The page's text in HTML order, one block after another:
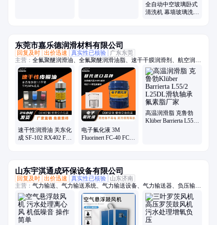
全自动中空玻璃卧式
清洗机 幕墙玻璃洗片
东莞市嘉乐德润滑材料有限公司
回复及时 出价迅速 真实性已核验
广东东莞
主营： 全氟聚醚润滑油、全氟聚醚润滑油脂、速干干膜润滑剂、航空润滑
油脂、-70至1400度润滑油脂、轴承润滑油脂、齿轮润滑油脂、螺丝螺栓
润滑油脂、抗咬合防卡剂、高真空密封硅脂、电子氟化冷却液、疏水涂层
涂料、一比一平替进口品牌系列油脂
速干性润滑油 关东化
成 SF-102 RX402 FL-
电子氟化液 3M
Fluorinert FC-40 FC-
高温润滑脂 克鲁勃
Klüber Barrierta L55/2
山东宇淇通成环保设备有限公司
回复及时 出价迅速 真实性已核验
山东济南
主营： 气力输送、气力输送系统、气力输送设备、气力输送器、负压输
送、物料输送、旋转供料器、供料阀、AV泵、仓泵、罗茨风机、罗次鼓
风机、空气悬浮鼓风机、磁悬浮鼓风机、空浮风机、三叶罗茨鼓风机、曝
气风机、气力输送风机、粉煤灰输送设备、粉体输送系统、粉料输送泵、
空气悬浮增氧机、污水处理风机、水产养殖增氧机、脱硫脱硝设备